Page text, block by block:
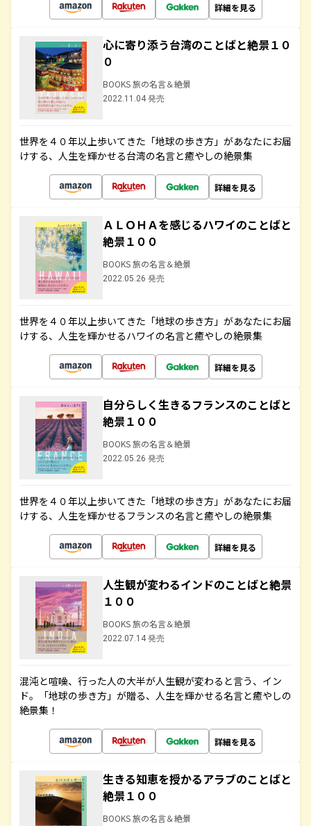
詳細を見る
心に寄り添う台湾のことばと絶景１０
０
BOOKS 旅の名言＆絶景
2022.11.04 発売
世界を４０年以上歩いてきた「地球の歩き方」があなたにお届
けする、人生を輝かせる台湾の名言と癒やしの絶景集
詳細を見る
ＡＬＯＨＡを感じるハワイのことばと
絶景１００
BOOKS 旅の名言＆絶景
2022.05.26 発売
世界を４０年以上歩いてきた「地球の歩き方」があなたにお届
けする、人生を輝かせるハワイの名言と癒やしの絶景集
詳細を見る
自分らしく生きるフランスのことばと
絶景１００
BOOKS 旅の名言＆絶景
2022.05.26 発売
世界を４０年以上歩いてきた「地球の歩き方」があなたにお届
けする、人生を輝かせるフランスの名言と癒やしの絶景集
詳細を見る
人生観が変わるインドのことばと絶景
１００
BOOKS 旅の名言＆絶景
2022.07.14 発売
混沌と喧噪、行った人の大半が人生観が変わると言う、イン
ド。「地球の歩き方」が贈る、人生を輝かせる名言と癒やしの
絶景集！
詳細を見る
生きる知恵を授かるアラブのことばと
絶景１００
BOOKS 旅の名言＆絶景